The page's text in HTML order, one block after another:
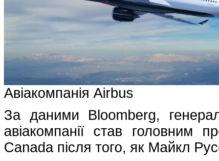
Авіакомпанія Airbus
За даними Bloomberg,
авіакомпанії став головним
Canada після того, як Майкл